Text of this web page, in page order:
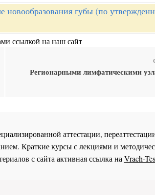
новообразования губы (по
ссылкой на наш сайт
Регионарными лимфатическими
аттестации,
Краткие курсы с лекциями и
с сайта активная ссылка наVrach-